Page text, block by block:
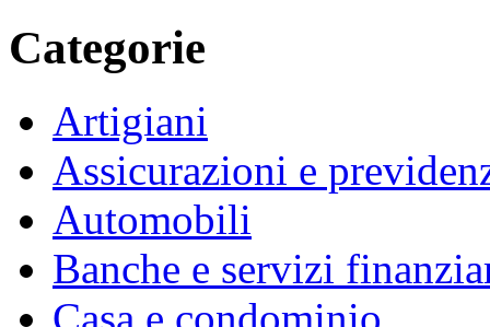
Categorie
Artigiani
Assicurazioni e
Automobili
Banche e servizi